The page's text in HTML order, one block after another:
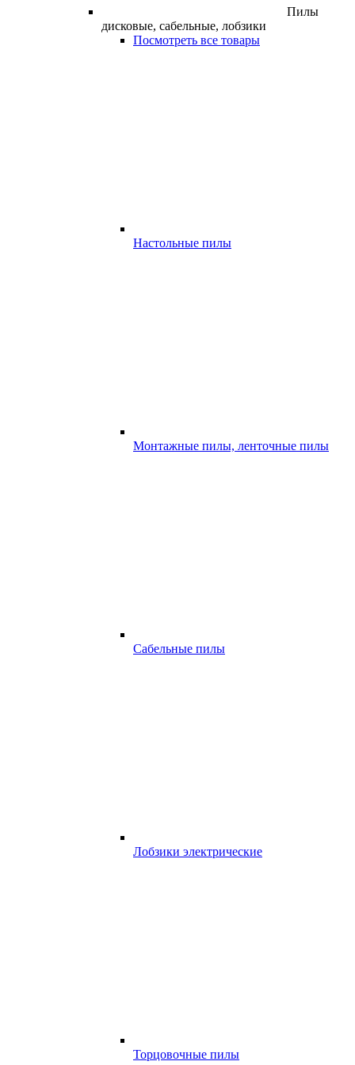
Пилы
дисковые, сабельные, лобзики
Посмотреть все товары
Настольные пилы
Монтажные пилы, ленточные пилы
Сабельные пилы
Лобзики электрические
Торцовочные пилы